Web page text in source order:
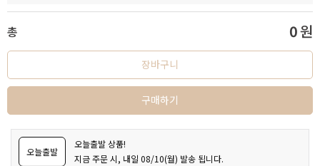
총 0원
장바구니
구매하기
오늘출발
오늘출발 상품!
지금 주문 시, 내일 08/10(월) 발송 됩니다.